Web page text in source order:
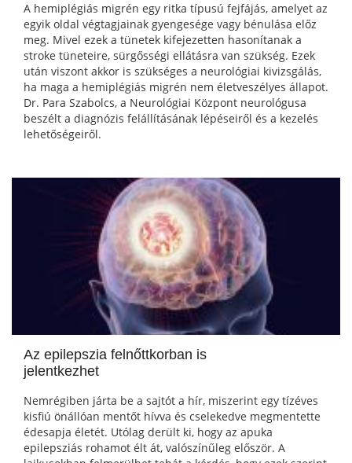
A hemiplégiás migrén egy ritka típusú fejfájás, amelyet az
egyik oldal végtagjainak gyengesége vagy bénulása előz
meg. Mivel ezek a tünetek kifejezetten hasonítanak a
stroke tüneteire, sürgősségi ellátásra van szükség. Ezek
után viszont akkor is szükséges a neurológiai kivizsgálás,
ha maga a hemiplégiás migrén nem életveszélyes állapot.
Dr. Para Szabolcs, a Neurológiai Központ neurológusa
beszélt a diagnózis felállításának lépéseiről és a kezelés
lehetőségeiről.
Az epilepszia felnőttkorban is
jelentkezhet
Nemrégiben járta be a sajtót a hír, miszerint egy tízéves
kisfiú önállóan mentőt hívva és cselekedve megmentette
édesapja életét. Utólag derült ki, hogy az apuka
epilepsziás rohamot élt át, valószínűleg először. A